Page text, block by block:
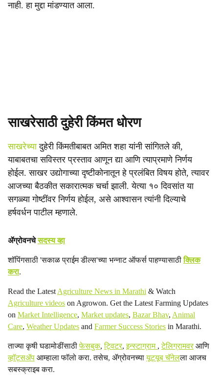
नाही. हा मुद्दा मांडण्यात आला.
साखरेसाठी दुहेरी किंमत धोरण
साखरेच्यादुहेरी किंमतीबाबत अमित शहा यांनी सांगितले की,
याबाबतचा सविस्तर प्रस्ताव आणून द्या आणि त्याप्रमाणे निर्णय
होईल. साखर उद्योगाच्या दृष्टीकोनातून हे प्रलंबित विषय होते, त्यावर
आजच्या बैठकीत सकारात्मक चर्चा झाली. येत्या १० दिवसांत या
सगळ्या गोष्टींवर निर्णय होईल, असे आश्वासन त्यांनी दिल्याचे
हर्षवर्धन पाटील म्हणाले.
ॲग्रोवनचेसदस्य व्हा
शॉपिंगसाठी 'सकाळ प्राईम डील्स'च्या भन्नाट ऑफर्स पाहण्यासाठीक्लिक
करा.
Read the Latest Agriculture News in Marathi & Watch
Agriculture videos on Agrowon. Get the Latest Farming Updates
on Market Intelligence, Market updates, Bazar Bhav, Animal
Care, Weather Updates and Farmer Success Stories in Marathi.
ताज्या कृषी घडामोडींसाठीफेसबुक,ट्विटर,इन्स्टाग्राम ,टेलिग्रामवरआणि
व्हॉट्सॲप आम्हाला फॉलो करा. तसेच, ॲग्रोवनच्यायूट्यूब चॅनेलला आजच
सबस्क्राइब करा.